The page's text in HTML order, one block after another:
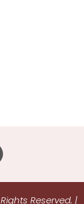
Reserved. |